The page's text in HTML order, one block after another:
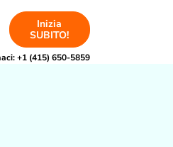
Inizia
SUBITO!
+1 (415) 650-5859